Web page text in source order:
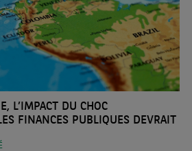
L’IMPACT DU CHOC
FINANCES PUBLIQUES DEVRAIT